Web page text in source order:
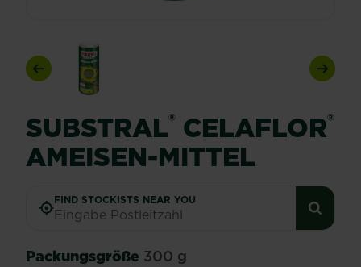
Previous Next
SUBSTRAL® CELAFLOR®
AMEISEN-MITTEL
FIND STOCKISTS NEAR YOU
Packungsgröße 300 g